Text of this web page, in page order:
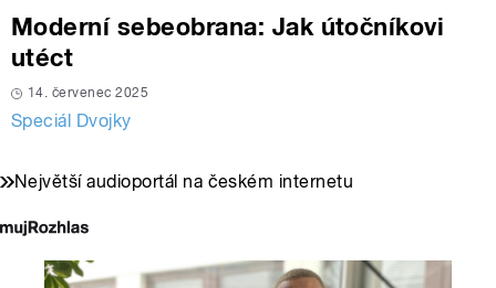
Moderní sebeobrana: Jak útočníkovi
utéct
14. červenec 2025
Speciál Dvojky
Největší audioportál na českém internetu